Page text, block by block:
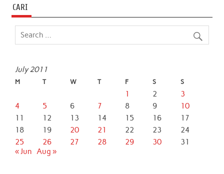
CARI
July 2011
M T W T F S S
1 2
3
4
5 6 7 8 9
10
11
12 13 14 15 16
17
18
19 20 21 22 23
24
25
26 27 28 29 30
31
« Jun Aug »